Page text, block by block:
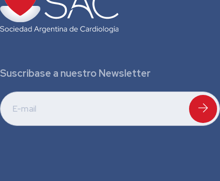
Suscribase a nuestro Newsletter